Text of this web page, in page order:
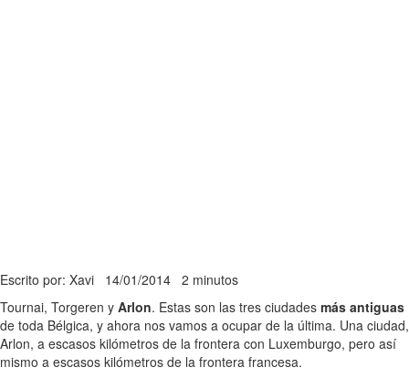
Escrito por: Xavi 14/01/2014 2 minutos
Tournai, Torgeren y Arlon. Estas son las tres ciudades más antiguas
de toda Bélgica, y ahora nos vamos a ocupar de la última. Una ciudad,
Arlon, a escasos kilómetros de la frontera con Luxemburgo, pero así
mismo a escasos kilómetros de la frontera francesa.